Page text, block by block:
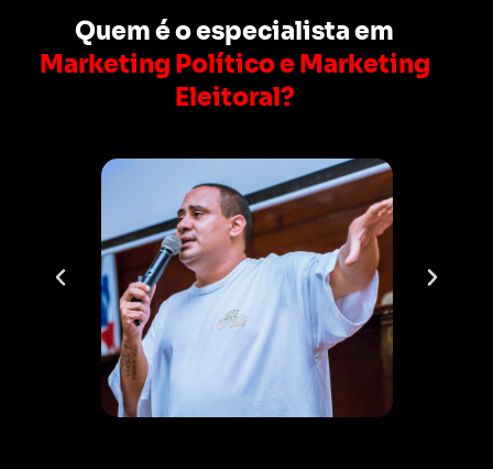
Quem é o especialista em
Marketing Político e Marketing
Eleitoral?